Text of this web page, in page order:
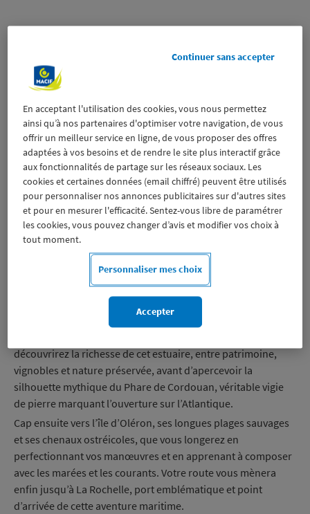
Ce stage s’adresse au niveau Perfectionnement.
Si vous disposez du niveau 2 – Perfectionnement
permettra d’obtenir le niveau Évolution.
Bon à savoir
Cette formation est également disponible dans l’autre
sens niveau Perfectionnement :Découvrir l’offre.
Votre formation voile en bref
Et si une croisière entre fleuve et océan vous tentait ?
Depuis Bordeaux, vous prendrez le large en descendant la
majestueuse Garonne, fleuve large et puissant qui offre un
découvrirez la richesse de cet estuaire, entre patrimoine,
vignobles et nature préservée, avant d’apercevoir la
silhouette mythique du Phare de Cordouan, véritable vigie
de pierre marquant l’ouverture sur l’Atlantique.
Cap ensuite vers l’île d’Oléron, ses longues plages sauvages
et ses chenaux ostréicoles, que vous longerez en
perfectionnant vos manœuvres et en apprenant à composer
avec les marées et les courants. Votre route vous mènera
enfin jusqu’à La Rochelle, port emblématique et point
d’arrivée de cette aventure maritime.
En acceptant l'utilisation des cookies, vous nous permettez
ainsi qu’à nos partenaires d'optimiser votre navigation, de vous
offrir un meilleur service en ligne, de vous proposer des offres
adaptées à vos besoins et de rendre le site plus interactif grâce
aux fonctionnalités de partage sur les réseaux sociaux. Les
cookies et certaines données (email chiffré) peuvent être utilisés
pour personnaliser nos annonces publicitaires sur d'autres sites
et pour en mesurer l'efficacité. Sentez-vous libre de paramétrer
les cookies, vous pouvez changer d’avis et modifier vos choix à
tout moment.
Personnaliser mes choix
Continuer sans accepter
Accepter